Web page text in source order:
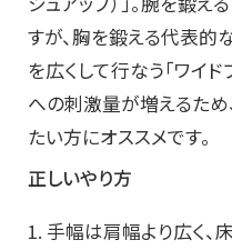
すが、胸を鍛える代表的
を広くして行なう「ワイ
への刺激量が増えるため
たい方にオススメです。
正しいやり方
1. 手幅は肩幅より広く、